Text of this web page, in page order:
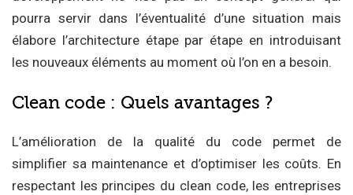
pourra servir dans l’éventualité d’une situation mais
élabore l’architecture étape par étape en introduisant
les nouveaux éléments au moment où l’on en a besoin.
Clean code : Quels avantages ?
L’amélioration de la qualité du code permet de
simplifier sa maintenance et d’optimiser les coûts. En
respectant les principes du clean code, les entreprises